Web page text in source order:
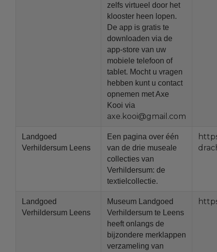
zelfs virtueel door het
klooster heen lopen.
De app is gratis te
downloaden via de
app-store van uw
mobiele telefoon of
tablet. Mocht u vragen
hebben kunt u contact
opnemen met Axe
Kooi via
axe.kooi@gmail.com
Landgoed
Verhildersum Leens
Een pagina overéén
van de drie museale
collecties van
Verhildersum: de
textielcollectie.
Landgoed
Verhildersum Leens
Museum Landgoed
Verhildersum te Leens
heeft onlangs de
bijzondere merklappen
verzameling van